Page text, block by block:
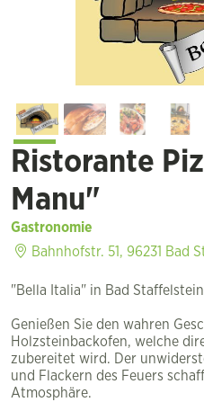
Ristorante
Manu"
Gastronomie
Bahnhofstr. 51, 96231 Bad
"Bella Italia" in Bad Staffelstein
Genießen Sie den wahren
Holzsteinbackofen, welche
zubereitet wird. Der
und Flackern des Feuers
Atmosphäre.